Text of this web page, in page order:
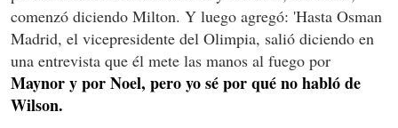
comenzó diciendo Milton. Y luego agregó: 'Hasta Osman
Madrid, el vicepresidente del Olimpia, salió diciendo en
una entrevista que él mete las manos al fuego por
Maynor y por Noel, pero yo sé por qué no habló de
Wilson.